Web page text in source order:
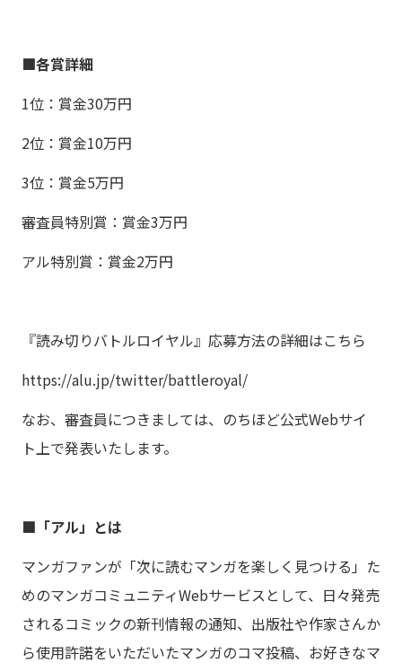
■各賞詳細
1位：賞金30万円
2位：賞金10万円
3位：賞金5万円
審査員特別賞：賞金3万円
アル特別賞：賞金2万円
『読み切りバトルロイヤル』応募方法の詳細はこちら
https://alu.jp/twitter/battleroyal/
なお、審査員につきましては、のちほど公式Webサイ
ト上で発表いたします。
■「アル」とは
マンガファンが「次に読むマンガを楽しく見つける」た
めのマンガコミュニティWebサービスとして、日々発売
されるコミックの新刊情報の通知、出版社や作家さんか
ら使用許諾をいただいたマンガのコマ投稿、お好きなマ